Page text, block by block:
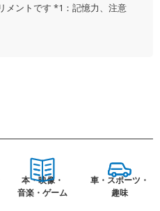
メントです *1：記憶力、注意
本・映像・
音楽・ゲーム
車・スポーツ・
趣味